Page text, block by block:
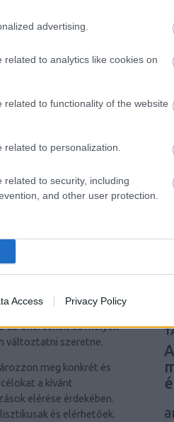
advertising.
to analytics like cookies on
to functionality of the website
to personalization.
to security, including
and other user protection.
Access Privacy Policy
segít az egyéneknek
legyenek, jobban
javítja általános
siker: Az önbizalom
a hatékonyabb
hozzájárulnak
hozzá a
mintáit, értékeit
mely személyiségjegyek
az önérdekeit és melyek
változtatni szeretne.
meg konkrét és
a kívánt
elérése érdekében.
és elérhetőek.